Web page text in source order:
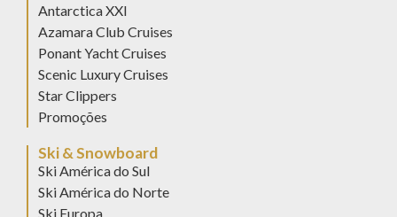
Antarctica XXI
Azamara Club Cruises
Ponant Yacht Cruises
Scenic Luxury Cruises
Star Clippers
Promoções
Ski & Snowboard
Ski América do Sul
Ski América do Norte
Ski Europa